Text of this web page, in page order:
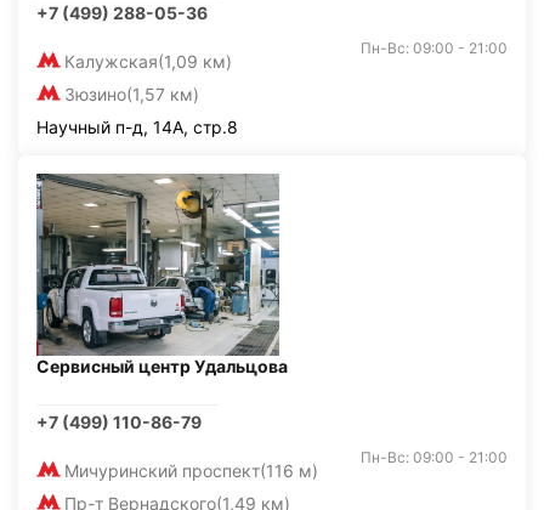
+7 (499) 288-05-36
Калужская(1,09 км)
Зюзино(1,57 км)
Пн-Вс: 09:00 - 21:00
Научный п-д, 14А, стр.8
Сервисный центр Удальцова
+7 (499) 110-86-79
Мичуринский проспект(116 м)
Пр-т Вернадского(1,49 км)
Пн-Вс: 09:00 - 21:00